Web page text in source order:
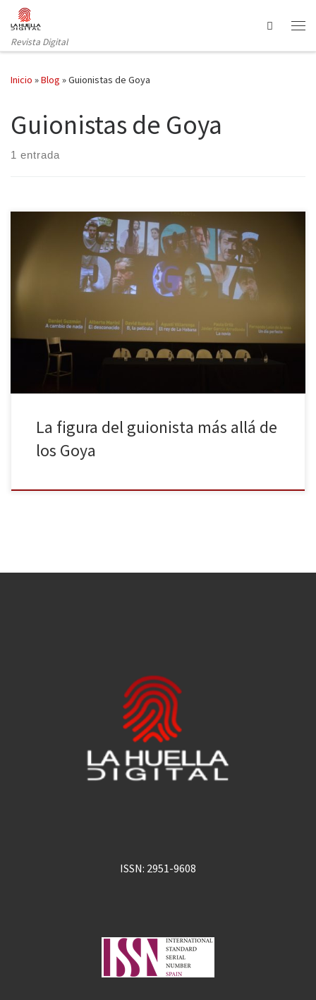
Saltar al contenido
Revista Digital
Search
Inicio »Blog »Guionistas de Goya
Guionistas de Goya
1 entrada
No tenemos más que acudir a Google para darnos cuenta de que
la convocatoria del Sindicato de Guionistas ALMA era más una
necesidad que una fiesta. El cine español, ese que nos eclipsa una
vez al año, no hace justicia a lo que viven nuestros guionistas los
días restantes del […]
La figura del guionista más allá de
los Goya
ISSN: 2951-9608